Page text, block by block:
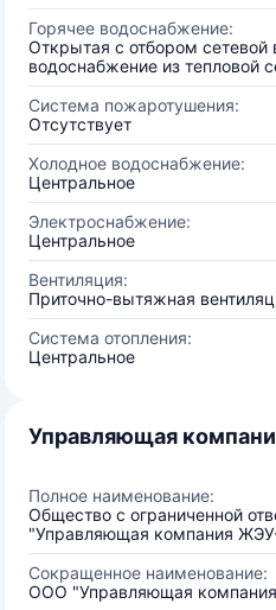
Горячее водоснабжение:
Открытая с отбором сетевой
водоснабжение из тепловой
Система пожаротушения:
Отсутствует
Холодное водоснабжение:
Центральное
Электроснабжение:
Центральное
Вентиляция:
Приточно-вытяжная
Система отопления:
Центральное
Управляющая
Полное наименование:
Общество с ограниченной
"Управляющая компания
Сокращенное наименование:
ООО "Управляющая